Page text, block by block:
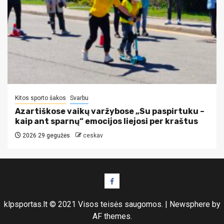
Kitos sporto šakos Svarbu
Azartiškose vaikų varžybose „Su paspirtuku –
kaip ant sparnų“ emocijos liejosi per kraštus
2026 29 gegužės ceskav
Facebook
klpsportas.lt © 2021 Visos teisės saugomos. | Newsphereby
AF themes.